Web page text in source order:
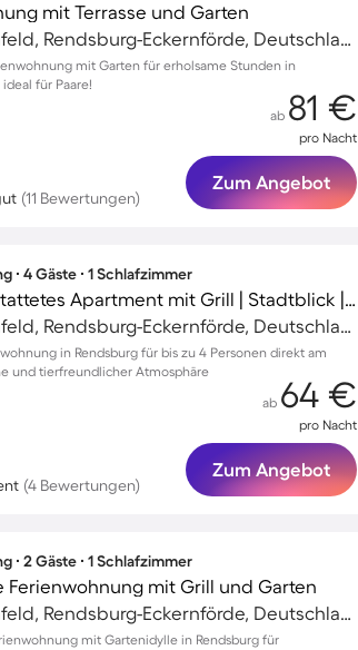
mit Terrasse und Garten
Osterrönfeld, Rendsburg-Eckernförde, Deutschland
mit Garten für erholsame Stunden in
für Paare!
(11 Bewertungen)
ab 81 €
pro Nacht
Zum Angebot
∙ 4 Gäste ∙ 1 Schlafzimmer
Voll ausgestattetes Apartment mit Grill | Stadtblick | Haustierfreundlich
Osterrönfeld, Rendsburg-Eckernförde, Deutschland
in Rendsburg für bis zu 4 Personen direkt am
und tierfreundlicher Atmosphäre
(4 Bewertungen)
ab 64 €
pro Nacht
Zum Angebot
∙ 2 Gäste ∙ 1 Schlafzimmer
Ferienwohnung mit Grill und Garten
Osterrönfeld, Rendsburg-Eckernförde, Deutschland
mit Gartenidylle in Rendsburg für